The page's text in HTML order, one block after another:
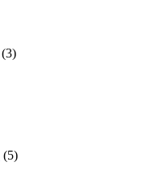
(3)
(5)